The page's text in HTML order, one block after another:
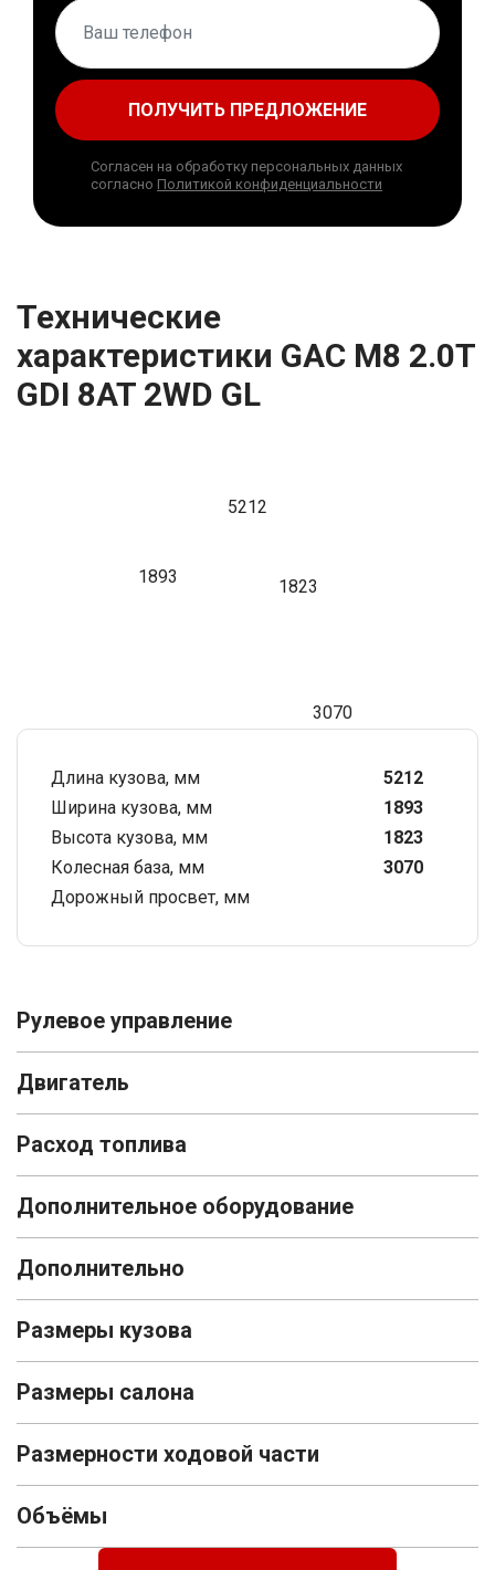
ПОЛУЧИТЬ ПРЕДЛОЖЕНИЕ
Согласен на обработку персональных данных
согласно Политикой конфиденциальности
Технические
характеристики GAC M8 2.0T
GDI 8AT 2WD GL
5212
1893 1823
3070
Длина кузова, мм
5212
Ширина кузова, мм
1893
Высота кузова, мм
1823
Колесная база, мм
3070
Дорожный просвет, мм
Рулевое управление
Двигатель
Расход топлива
Дополнительное оборудование
Дополнительно
Размеры кузова
Размеры салона
Размерности ходовой части
Объёмы